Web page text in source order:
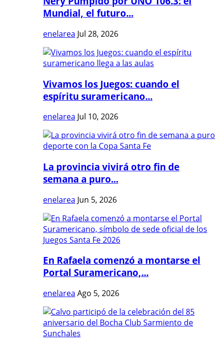
Mundial, el futuro...
enelarea Jul 28, 2026
Vivamos los Juegos: cuando el
espíritu suramericano...
enelarea Jul 10, 2026
La provincia vivirá otro fin de
semana a puro...
enelarea Jun 5, 2026
En Rafaela comenzó a montarse el
Portal Suramericano,...
enelarea Ago 5, 2026